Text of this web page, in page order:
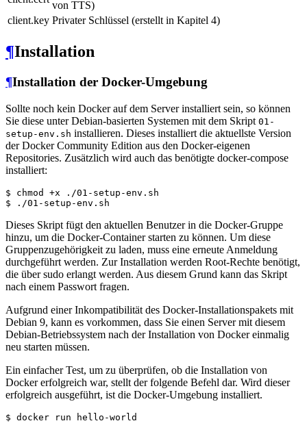
von TTS)
client.key Privater Schlüssel (erstellt in Kapitel 4)
¶Installation
¶Installation der Docker-Umgebung
Sollte noch kein Docker auf dem Server installiert sein, so können
Sie diese unter Debian-basierten Systemen mit dem Skript 01-
setup-env.sh installieren. Dieses installiert die aktuellste Version
der Docker Community Edition aus den Docker-eigenen
Repositories. Zusätzlich wird auch das benötigte docker-compose
installiert:
$ chmod +x ./01-setup-env.sh
$ ./01-setup-env.sh
Dieses Skript fügt den aktuellen Benutzer in die Docker-Gruppe
hinzu, um die Docker-Container starten zu können. Um diese
Gruppenzugehörigkeit zu laden, muss eine erneute Anmeldung
durchgeführt werden. Zur Installation werden Root-Rechte benötigt,
die über sudo erlangt werden. Aus diesem Grund kann das Skript
nach einem Passwort fragen.
Aufgrund einer Inkompatibilität des Docker-Installationspakets mit
Debian 9, kann es vorkommen, dass Sie einen Server mit diesem
Debian-Betriebssystem nach der Installation von Docker einmalig
neu starten müssen.
Ein einfacher Test, um zu überprüfen, ob die Installation von
Docker erfolgreich war, stellt der folgende Befehl dar. Wird dieser
erfolgreich ausgeführt, ist die Docker-Umgebung installiert.
$ docker run hello-world